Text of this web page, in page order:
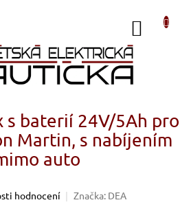
s baterií 24V/5Ah pro
Martin, s nabíjením
auto
hodnocení Značka: DEA